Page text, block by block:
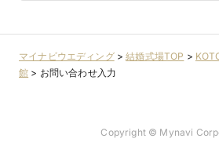
マイナビウエディング>結婚式場TOP >
館 > お問い合わせ入力
Copyright © Mynavi